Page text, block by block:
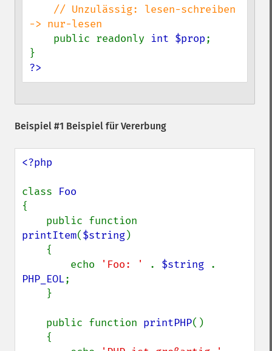
// Unzulässig: lesen-schreiben
-> nur-lesen
public readonly int $prop;
?>
Beispiel #1 Beispiel für Vererbung
<?php
class
{
printItem($string)
        echo
'Foo: ' . $string
PHP_EOL;
    public function
printPHP()